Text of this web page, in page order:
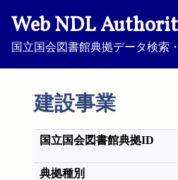
Web NDL
国立国会図書館典拠データ検索
建設事業
国立国会図書館典拠ID
典拠種別